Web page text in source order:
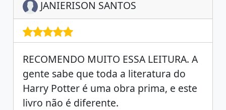
JANIERISON SANTOS
RECOMENDO MUITO ESSA LEITURA. A
gente sabe que toda a literatura do
Harry Potter é uma obra prima, e este
livro não é diferente.